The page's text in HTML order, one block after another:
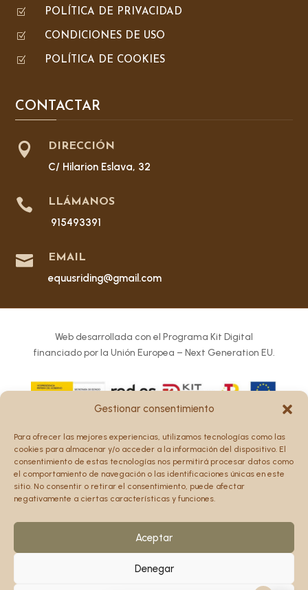
Gestionar consentimiento
Para ofrecer las mejores experiencias, utilizamos tecnologías como las
cookies para almacenar y/o acceder a la información del dispositivo. El
consentimiento de estas tecnologías nos permitirá procesar datos como
el comportamiento de navegación o las identificaciones únicas en este
sitio. No consentir o retirar el consentimiento, puede afectar
negativamente a ciertas características y funciones.
Aceptar
Denegar
Z POLÍTICA DE PRIVACIDAD
Z CONDICIONES DE USO
Z POLÍTICA DE COOKIES
CONTACTAR
 DIRECCIÓN
C/ Hilarion Eslava, 32
 LLÁMANOS
915493391
 EMAIL
equusriding@gmail.com
Web desarrollada con el Programa Kit Digital
financiado por la Unión Europea – Next Generation EU.
son únicamente los del autor o autores y no reflejan
necesariamente los de la Unión Europea o la Comisión
Europea.
Ni la Unión Europea ni la Comisión Europea pueden ser